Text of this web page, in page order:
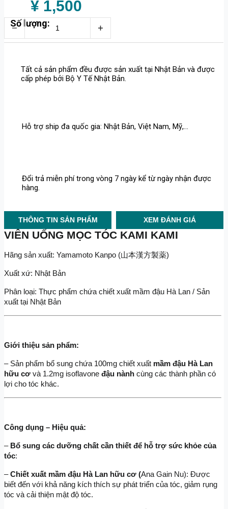
XEM ĐÁNH GIÁ
THÔNG TIN SẢN PHẨM
Hỗ trợ ship đa quốc gia: Nhật Bản, Việt Nam, Mỹ,...
Đổi trả miễn phí trong vòng 7 ngày kể từ ngày nhận được
hàng.
¥ 1,500
Tất cả sản phẩm đều được sản xuất tại Nhật Bản và được
cấp phép bởi Bộ Y Tế Nhật Bản.
VIÊN UỐNG MỌC TÓC KAMI KAMI
Hãng sản xuất: Yamamoto Kanpo (山本漢方製薬)
Xuất xứ: Nhật Bản
Phân loại: Thực phẩm chứa chiết xuất mầm đậu Hà Lan / Sản
xuất tại Nhật Bản
Giới thiệu sản phẩm:
– Sản phẩm bổ sung chứa 100mg chiết xuất mầm đậu Hà Lan
hữu cơ và 1.2mg isoflavone đậu nành cùng các thành phần có
lợi cho tóc khác.
Công dụng – Hiệu quả:
– Bổ sung các dưỡng chất cần thiết để hỗ trợ sức khỏe của
tóc:
– Chiết xuất mầm đậu Hà Lan hữu cơ (Ana Gain Nu): Được
biết đến với khả năng kích thích sự phát triển của tóc, giảm rụng
tóc và cải thiện mật độ tóc.
Số lượng: